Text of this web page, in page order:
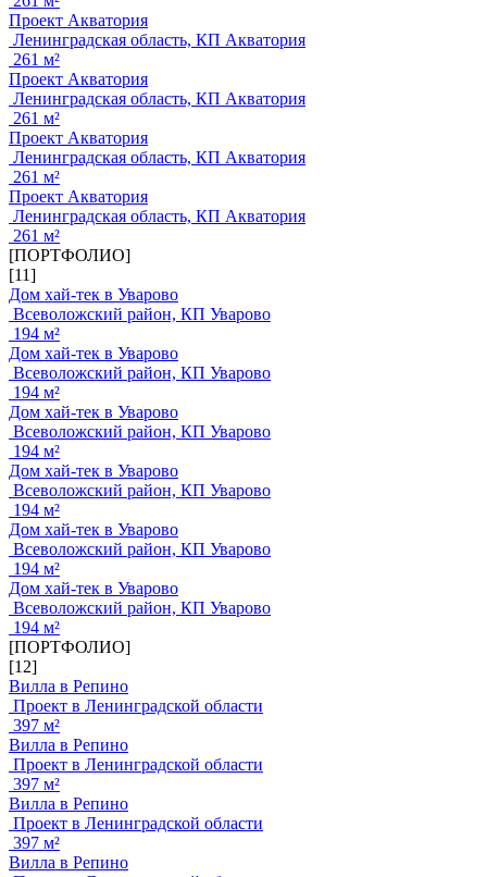
Проект Акватория
Ленинградская область, КП Акватория
261 м²
Проект Акватория
Ленинградская область, КП Акватория
261 м²
Проект Акватория
Ленинградская область, КП Акватория
261 м²
Проект Акватория
Ленинградская область, КП Акватория
261 м²
[ПОРТФОЛИО]
[11]
Дом хай-тек в Уварово
Всеволожский район, КП Уварово
194 м²
Дом хай-тек в Уварово
Всеволожский район, КП Уварово
194 м²
Дом хай-тек в Уварово
Всеволожский район, КП Уварово
194 м²
Дом хай-тек в Уварово
Всеволожский район, КП Уварово
194 м²
Дом хай-тек в Уварово
Всеволожский район, КП Уварово
194 м²
Дом хай-тек в Уварово
Всеволожский район, КП Уварово
194 м²
[ПОРТФОЛИО]
[12]
Вилла в Репино
Проект в Ленинградской области
397 м²
Вилла в Репино
Проект в Ленинградской области
397 м²
Вилла в Репино
Проект в Ленинградской области
397 м²
Вилла в Репино